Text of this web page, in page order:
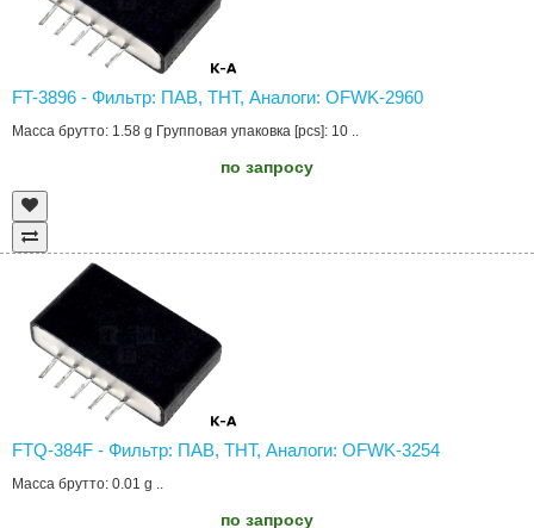
FT-3896 - Фильтр: ПАВ, THT, Аналоги: OFWK-2960
Масса брутто: 1.58 g Групповая упаковка [pcs]: 10 ..
по запросу
FTQ-384F - Фильтр: ПАВ, THT, Аналоги: OFWK-3254
Масса брутто: 0.01 g ..
по запросу